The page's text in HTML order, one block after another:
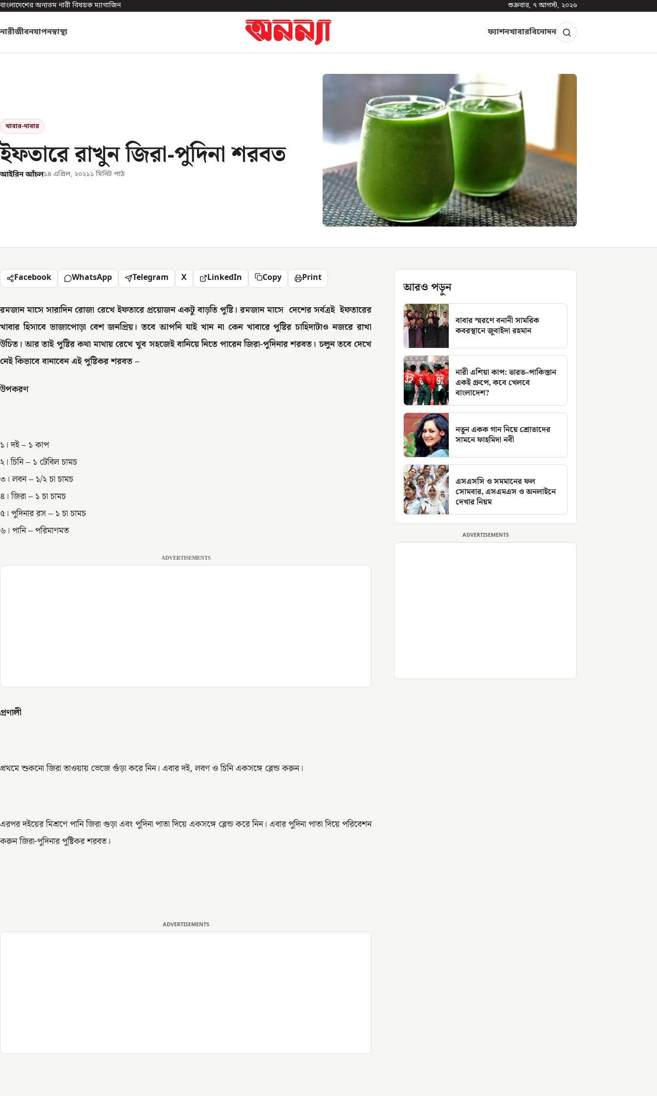
বাংলাদেশের অন্যতম নারী বিষয়ক ম্যাগাজিন শুক্রবার, ৭ আগস্ট, ২০২৬
নারীজীবনযাপনস্বাস্থ্য ফ্যাশনখাবারবিনোদন
খাবার-দাবার
ইফতারে রাখুন জিরা-পুদিনা শরবত
আইরিন আঁচল১৪ এপ্রিল, ২০২১১ মিনিট পাঠ
Facebook WhatsApp Telegram X LinkedIn Copy Print
রমজান মাসে সারাদিন রোজা রেখে ইফতারে প্রয়োজন একটু বাড়তি পুষ্টি। রমজান মাসে দেশের সর্বত্রই ইফতারের
খাবার হিসাবে ভাজাপোড়া বেশ জনপ্রিয়। তবে আপনি যাই খান না কেন খাবারে পুষ্টির চাহিদাটাও নজরে রাখা
উচিত। আর তাই পুষ্টির কথা মাথায় রেখে খুব সহজেই বানিয়ে নিতে পারেন জিরা-পুদিনার শরবত। চলুন তবে দেখে
নেই কিভাবে বানাবেন এই পুষ্টিকর শরবত –
উপকরণ
১। দই – ১ কাপ
২। চিনি – ১ টেবিল চামচ
৩। লবন – ১/২ চা চামচ
৪। জিরা – ১ চা চামচ
৫। পুদিনার রস – ১ চা চামচ
৬। পানি – পরিমাণমত
ADVERTISEMENTS
প্রণালী
প্রথমে শুকনো জিরা তাওয়ায় ভেজে গুঁড়া করে নিন। এবার দই, লবণ ও চিনি একসঙ্গে ব্লেন্ড করুন।
এরপর দইয়ের মিশ্রণে পানি জিরা গুড়া এবং পুদিনা পাতা দিয়ে একসঙ্গে ব্লেন্ড করে নিন। এবার পুদিনা পাতা দিয়ে পরিবেশন
করুন জিরা-পুদিনার পুষ্টিকর শরবত।
ADVERTISEMENTS
আরও পড়ুন
বাবার স্মরণে বনানী সামরিক
কবরস্থানে জুবাইদা রহমান
নারী এশিয়া কাপ: ভারত–পাকিস্তান
একই গ্রুপে, কবে খেলবে
বাংলাদেশ?
নতুন একক গান নিয়ে শ্রোতাদের
সামনে ফাহমিদা নবী
এসএসসি ও সমমানের ফল
সোমবার, এসএমএস ও অনলাইনে
দেখার নিয়ম
ADVERTISEMENTS